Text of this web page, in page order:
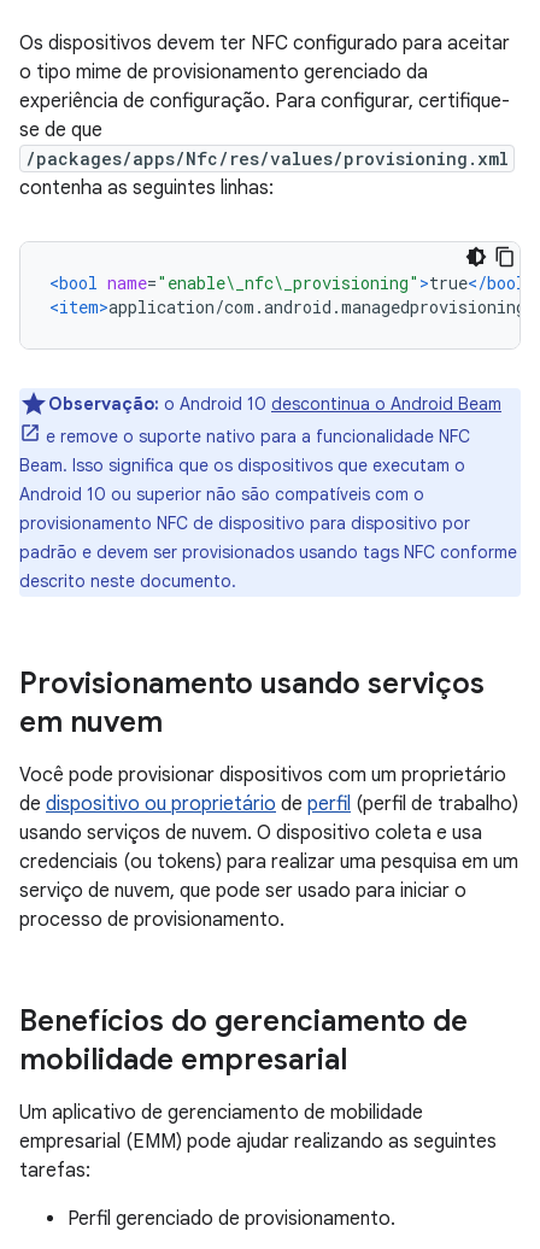
Os dispositivos devem ter NFC configurado para aceitar
o tipo mime de provisionamento gerenciado da
experiência de configuração. Para configurar, certifique-
se de que
/packages/apps/Nfc/res/values/provisioning.xml
contenha as seguintes linhas:
<bool name="enable\_nfc\_provisioning" >true</bool>
<item>application/com.android.managedprovisioning
Observação: o Android 10 descontinua o Android Beam
e remove o suporte nativo para a funcionalidade NFC
Beam. Isso significa que os dispositivos que executam o
Android 10 ou superior não são compatíveis com o
provisionamento NFC de dispositivo para dispositivo por
padrão e devem ser provisionados usando tags NFC conforme
descrito neste documento.
Provisionamento usando serviços
em nuvem
Você pode provisionar dispositivos com um proprietário
de dispositivo ou proprietário de perfil (perfil de trabalho)
usando serviços de nuvem. O dispositivo coleta e usa
credenciais (ou tokens) para realizar uma pesquisa em um
serviço de nuvem, que pode ser usado para iniciar o
processo de provisionamento.
Benefícios do gerenciamento de
mobilidade empresarial
Um aplicativo de gerenciamento de mobilidade
empresarial (EMM) pode ajudar realizando as seguintes
tarefas:
Perfil gerenciado de provisionamento.